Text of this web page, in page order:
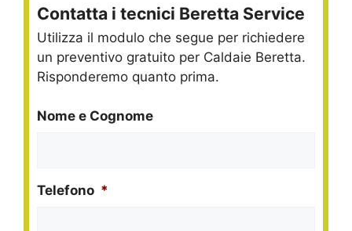
Contatta i tecnici Beretta Service
Utilizza il modulo che segue per richiedere
un preventivo gratuito per Caldaie Beretta.
Risponderemo quanto prima.
Nome e Cognome
Telefono *